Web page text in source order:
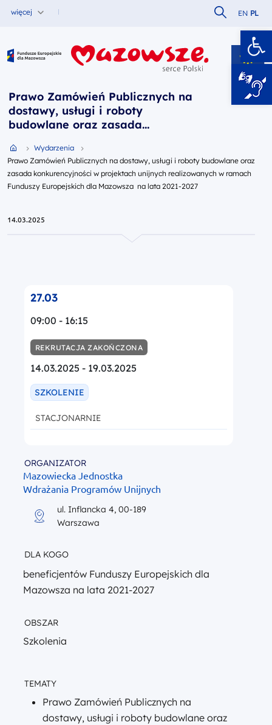
więcej Szukaj w
EN PL
Fundusze Europejskie dla Mazowsza
Prawo Zamówień Publicznych na
dostawy, usługi i roboty
budowlane oraz zasada
unijnych realizowanych w ramach
Funduszy Europejskich dla
Mazowsza na lata 2021-2027
Przejdź do strony głównej portalu
Wydarzenia
Prawo Zamówień Publicznych na dostawy, usługi i roboty budowlane oraz
zasada konkurencyjności w projektach unijnych realizowanych w ramach
Funduszy Europejskich dla Mazowsza na lata 2021-2027
14.03.2025
DLA KOGO
beneficjentów Funduszy Europejskich dla
Mazowsza na lata 2021-2027
OBSZAR
Szkolenia
TEMATY
Prawo Zamówień Publicznych na
dostawy, usługi i roboty budowlane oraz
27.03
09:00 - 16:15
REKRUTACJA ZAKOŃCZONA
14.03.2025 - 19.03.2025
SZKOLENIE
STACJONARNIE
ORGANIZATOR
Mazowiecka Jednostka
Wdrażania Programów Unijnych
ul. Inflancka 4, 00-189
Warszawa